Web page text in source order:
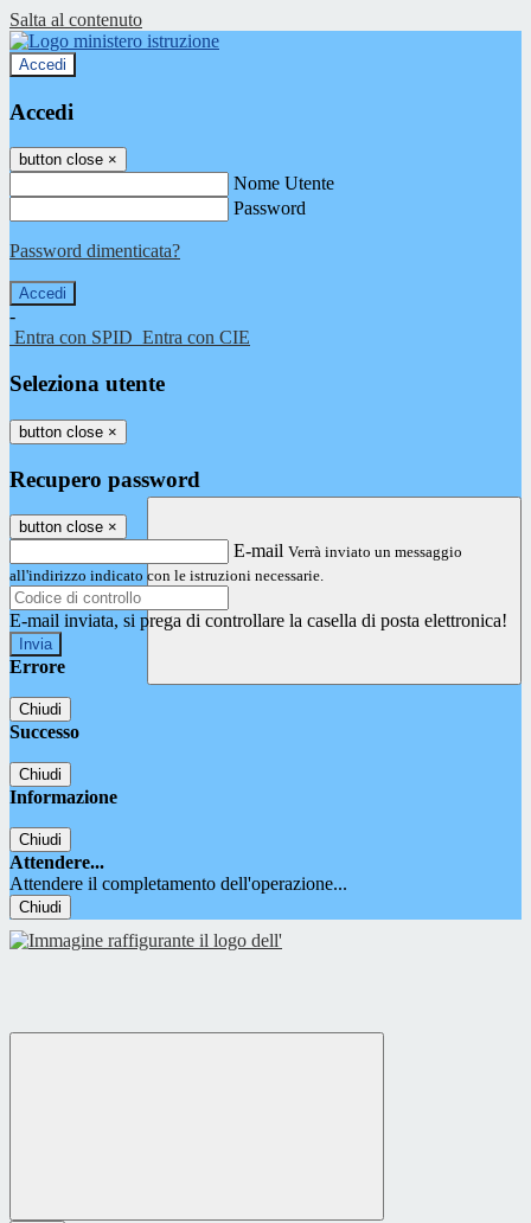
Salta al contenuto
Accedi
Accedi
button close ×
Nome Utente
Password
Password dimenticata?
-
Entra con SPID Entra con CIE
Seleziona utente
button close ×
Recupero password
button close ×
E-mail Verrà inviato un messaggio
all'indirizzo indicato con le istruzioni necessarie.
E-mail inviata, si prega di controllare la casella di posta elettronica!
Errore
Chiudi
Successo
Chiudi
Informazione
Chiudi
Attendere...
Attendere il completamento dell'operazione...
Chiudi